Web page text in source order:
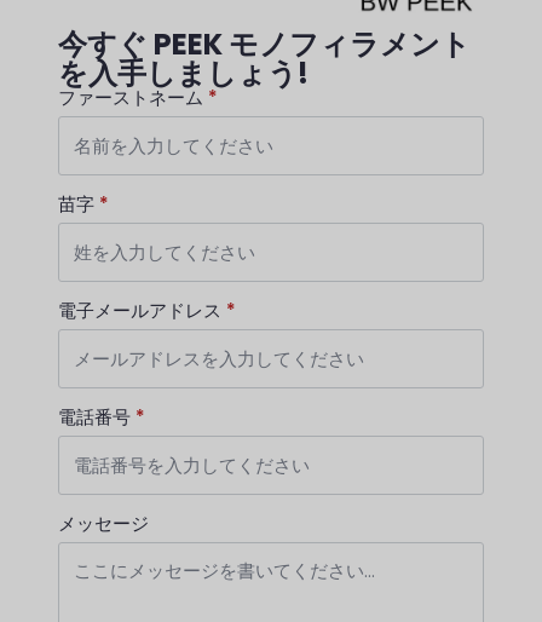
今すぐ PEEK モノフィラメント
を入手しましょう!
ファーストネーム *
苗字 *
電子メールアドレス *
電話番号 *
メッセージ